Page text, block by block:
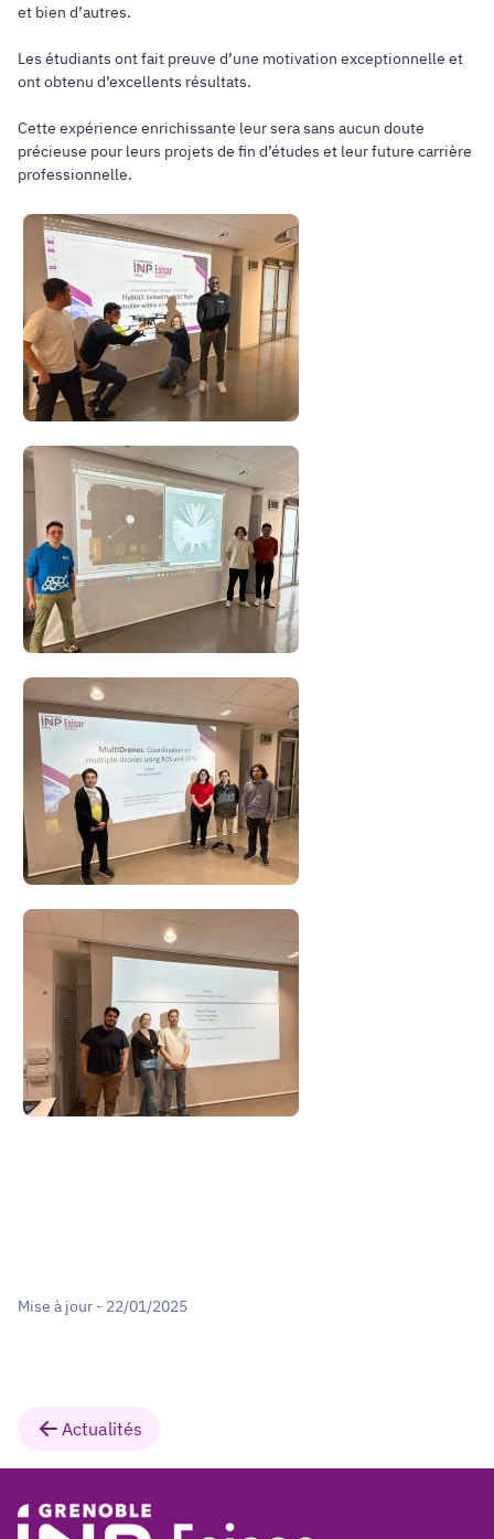
et bien d’autres.
Les étudiants ont fait preuve d’une motivation exceptionnelle et
ont obtenu d’excellents résultats.
Cette expérience enrichissante leur sera sans aucun doute
précieuse pour leurs projets de fin d’études et leur future carrière
professionnelle.
Mise à jour - 22/01/2025
Actualités